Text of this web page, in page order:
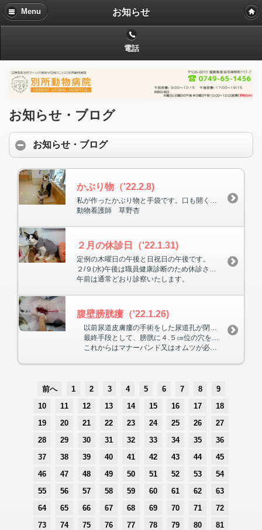
Menu お知らせ
電話
お知らせ・ブログ
お知らせ・ブログ
かぶり物（'22.2.8)
私が作ったかぶり物と手袋です。口も開くんですよ。まだ他にもいろいろの作品があります。
動物看護師 草野杏
２月の休診日（'22.1.31)
定例の木曜日の午後と日祝日の午後です。
２/９(水)午後は職員健康診断のため休診させていただきます。
午前は通常どおり診察いたします。
腹壁膀胱瘻（'22.1.26)
最終手段として、膀胱に４.５㎝位の穴を開けて皮膚と縫合する手術をしました。腹膜炎と数ヶ月後の尿道孔の縮小に注意しつつ、今度こそ２度と排尿の苦痛が無いようになってほしいです。
これからはマナーバンド又はオムツが必要となりますが、長期のオムツ生活には慣れていますので、ストレスにはならないでしょう。手術翌日、食欲もあるので退院しました。
前へ 1 2 3 4 5 6 7 8
9
10
11 12 13 14 15 16 17
18
19
20 21 22 23 24 25 26
27
28
29 30 31 32 33 34 35
36
37
38 39 40 41 42 43 44
45
46
47 48 49 50 51 52 53
54
55
56 57 58 59 60 61 62
63
64
65 66 67 68 69 70 71
72
73
74 75 76 77 78 79 80
81